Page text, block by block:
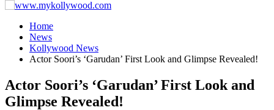
Home
News
Kollywood News
Actor Soori’s ‘Garudan’ First Look and Glimpse Revealed!
Actor Soori’s ‘Garudan’ First Look and
Glimpse Revealed!